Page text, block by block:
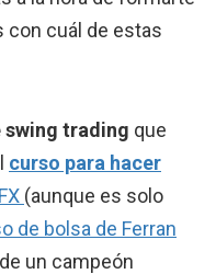
con cuál de estas
swing trading que
curso para hacer
(aunque es solo
de bolsa de Ferran
un campeón